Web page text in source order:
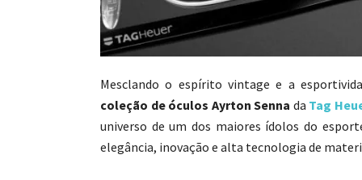
Mesclando o espírito vintage e a
coleção de óculos Ayrton Senna da Tag
universo de um dos maiores ídolos do
elegância, inovação e alta tecnologia de